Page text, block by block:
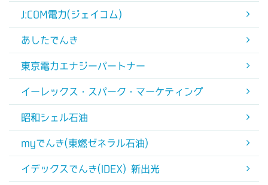
J:COM電力(ジェイコム)
あしたでんき
東京電力エナジーパートナー
イーレックス・スパーク・マーケティング
昭和シェル石油
myでんき(東燃ゼネラル石油)
イデックスでんき(IDEX) 新出光